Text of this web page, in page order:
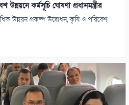
কর্মসূচি ঘোষণা প্রধানমন্ত্রীর
উন্নয়ন প্রকল্প উদ্বোধন, কৃষি ও পরিবেশ